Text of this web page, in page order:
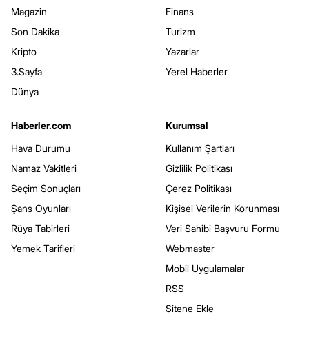
Magazin
Son Dakika
Kripto
3.Sayfa
Dünya
Finans
Turizm
Yazarlar
Yerel Haberler
Haberler.com
Hava Durumu
Namaz Vakitleri
Seçim Sonuçları
Şans Oyunları
Rüya Tabirleri
Yemek Tarifleri
Kurumsal
Kullanım Şartları
Gizlilik Politikası
Çerez Politikası
Kişisel Verilerin Korunması
Veri Sahibi Başvuru Formu
Webmaster
Mobil Uygulamalar
RSS
Sitene Ekle